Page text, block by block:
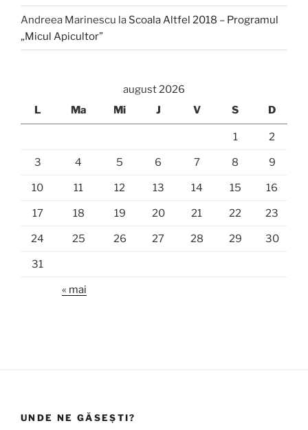
Andreea Marinescu la Scoala Altfel 2018 – Programul
„Micul Apicultor”
august 2026
L
Ma Mi J V S D
1 2
3 4 5 6 7 8 9
10 11 12 13 14 15 16
17 18 19 20 21 22 23
24 25 26 27 28 29 30
31
« mai
UNDE NE GĂSEȘTI?